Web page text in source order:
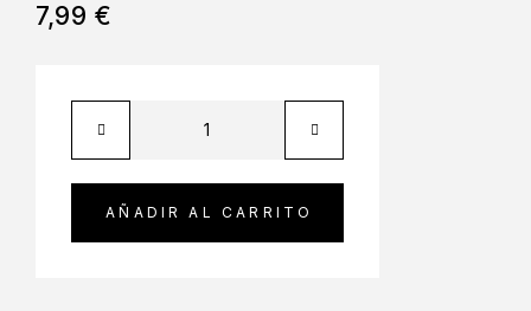
7,99€
AÑADIR AL CARRITO